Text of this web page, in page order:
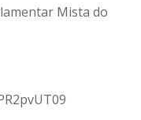
Mista do